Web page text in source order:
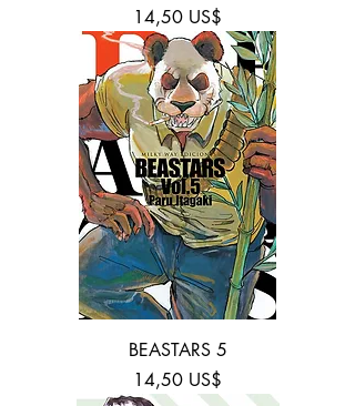
Precio
14,50 US$
BEASTARS 5
Precio
14,50 US$